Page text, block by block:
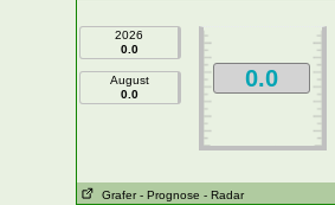
2026
0.0
August
0.0
0.0
Grafer - Prognose - Radar